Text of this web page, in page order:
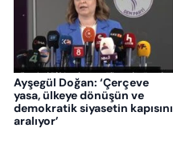
Ayşegül Doğan: ‘Çerçeve
yasa, ülkeye dönüşün ve
demokratik siyasetin kapısını
aralıyor’